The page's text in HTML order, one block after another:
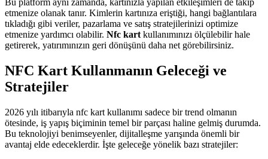
Bu platform aynı zamanda, kartınızla yapılan etkileşimleri de takip
etmenize olanak tanır. Kimlerin kartınıza eriştiği, hangi bağlantılara
tıkladığı gibi veriler, pazarlama ve satış stratejilerinizi optimize
etmenize yardımcı olabilir. Nfc kart kullanımınızı ölçülebilir hale
getirerek, yatırımınızın geri dönüşünü daha net görebilirsiniz.
NFC Kart Kullanmanın Geleceği ve
Stratejiler
2026 yılı itibarıyla nfc kart kullanımı sadece bir trend olmanın
ötesinde, iş yapış biçiminin temel bir parçası haline gelmiş durumda.
Bu teknolojiyi benimseyenler, dijitalleşme yarışında önemli bir
avantaj elde edeceklerdir. İşte geleceğe yönelik bazı stratejiler: